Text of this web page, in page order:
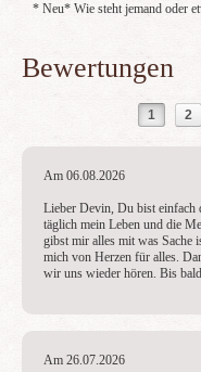
* Neu* Wie steht jemand oder
Bewertungen
1 2
Am 06.08.2026
Lieber Devin, Du bist einfach
täglich mein Leben und die
gibst mir alles mit was Sache
mich von Herzen für alles.
wir uns wieder hören. Bis
Am 26.07.2026